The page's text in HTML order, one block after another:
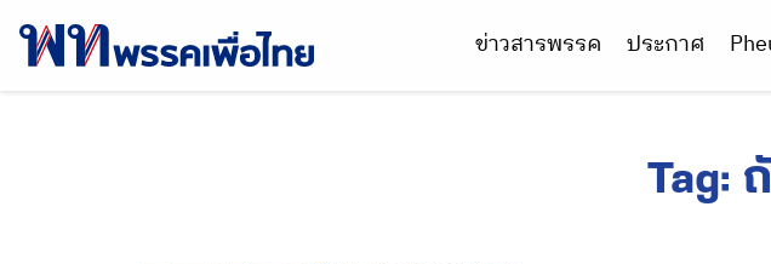
ข่าวสารพรรค ประกาศ
Tag: